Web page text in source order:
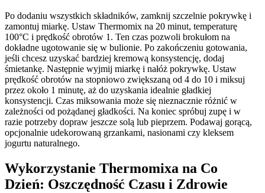
Po dodaniu wszystkich składników, zamknij szczelnie pokrywkę i
zamontuj miarkę. Ustaw Thermomix na 20 minut, temperaturę
100°C i prędkość obrotów 1. Ten czas pozwoli brokułom na
dokładne ugotowanie się w bulionie. Po zakończeniu gotowania,
jeśli chcesz uzyskać bardziej kremową konsystencję, dodaj
śmietankę. Następnie wyjmij miarkę i nałóż pokrywkę. Ustaw
prędkość obrotów na stopniowo zwiększaną od 4 do 10 i miksuj
przez około 1 minutę, aż do uzyskania idealnie gładkiej
konsystencji. Czas miksowania może się nieznacznie różnić w
zależności od pożądanej gładkości. Na koniec spróbuj zupę i w
razie potrzeby dopraw jeszcze solą lub pieprzem. Podawaj gorącą,
opcjonalnie udekorowaną grzankami, nasionami czy kleksem
jogurtu naturalnego.
Wykorzystanie Thermomixa na Co
Dzień: Oszczędność Czasu i Zdrowie